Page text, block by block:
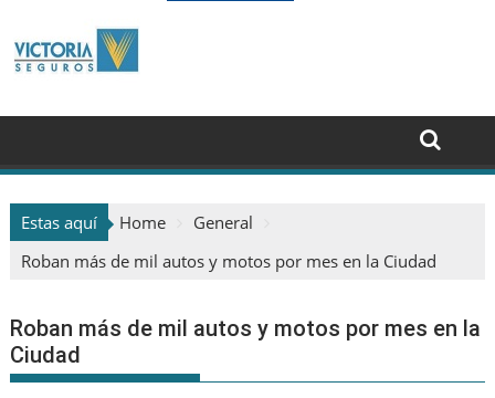
Estas aquí Home
General
Roban más de mil autos y motos por mes en la Ciudad
Roban más de mil autos y motos por mes en la
Ciudad